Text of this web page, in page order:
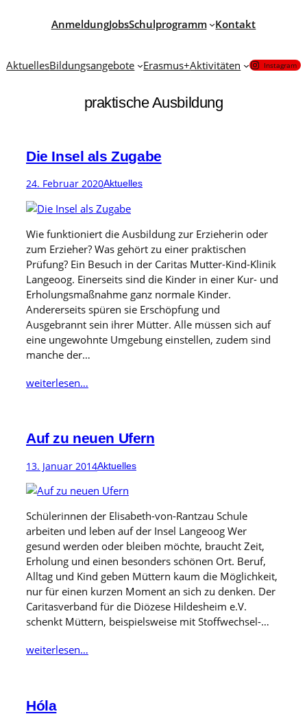
AnmeldungJobsSchulprogramm Kontakt
AktuellesBildungsangebote Erasmus+Aktivitäten Instagram
praktische Ausbildung
Die Insel als Zugabe
24. Februar 2020Aktuelles
Wie funktioniert die Ausbildung zur Erzieherin oder
zum Erzieher? Was gehört zu einer praktischen
Prüfung? Ein Besuch in der Caritas Mutter-Kind-Klinik
Langeoog. Einerseits sind die Kinder in einer Kur- und
Erholungsmaßnahme ganz normale Kinder.
Andererseits spüren sie Erschöpfung und
Ausgebrannt sein ihrer Mütter. Alle müssen sich auf
eine ungewohnte Umgebung einstellen, zudem sind
manche der…
weiterlesen…
Auf zu neuen Ufern
13. Januar 2014Aktuelles
Schülerinnen der Elisabeth-von-Rantzau Schule
arbeiten und leben auf der Insel Langeoog Wer
gesund werden oder bleiben möchte, braucht Zeit,
Erholung und einen besonders schönen Ort. Beruf,
Alltag und Kind geben Müttern kaum die Möglichkeit,
nur für einen kurzen Moment an sich zu denken. Der
Caritasverband für die Diözese Hildesheim e.V.
schenkt Müttern, beispielsweise mit Stoffwechsel-…
weiterlesen…
Hóla